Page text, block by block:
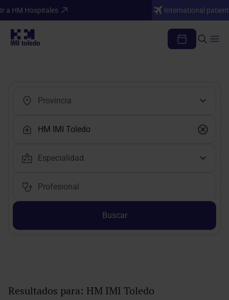
Ir a HM Hospitales International patient
Encuentra tu médico o profesional
Buscar
Resultados para: HM IMI Toledo